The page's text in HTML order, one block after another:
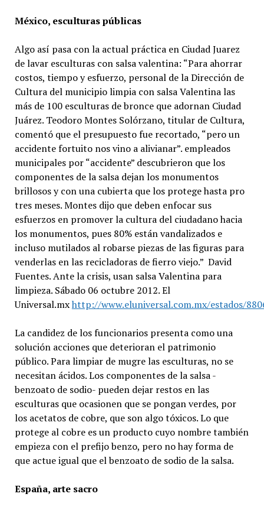
México, esculturas públicas
Algo así pasa con la actual práctica en Ciudad Juarez
de lavar esculturas con salsa valentina: “Para ahorrar
costos, tiempo y esfuerzo, personal de la Dirección de
Cultura del municipio limpia con salsa Valentina las
más de 100 esculturas de bronce que adornan Ciudad
Juárez. Teodoro Montes Solórzano, titular de Cultura,
comentó que el presupuesto fue recortado, “pero un
accidente fortuito nos vino a alivianar”. empleados
municipales por “accidente” descubrieron que los
componentes de la salsa dejan los monumentos
brillosos y con una cubierta que los protege hasta pro
tres meses. Montes dijo que deben enfocar sus
esfuerzos en promover la cultura del ciudadano hacia
los monumentos, pues 80% están vandalizados e
incluso mutilados al robarse piezas de las figuras para
venderlas en las recicladoras de fierro viejo.” David
Fuentes. Ante la crisis, usan salsa Valentina para
limpieza. Sábado 06 octubre 2012. El
Universal.mxhttp://www.eluniversal.com.mx/estados/
La candidez de los funcionarios presenta como una
solución acciones que deterioran el patrimonio
público. Para limpiar de mugre las esculturas, no se
necesitan ácidos. Los componentes de la salsa -
benzoato de sodio- pueden dejar restos en las
esculturas que ocasionen que se pongan verdes, por
los acetatos de cobre, que son algo tóxicos. Lo que
protege al cobre es un producto cuyo nombre también
empieza con el prefijo benzo, pero no hay forma de
que actue igual que el benzoato de sodio de la salsa.
España, arte sacro